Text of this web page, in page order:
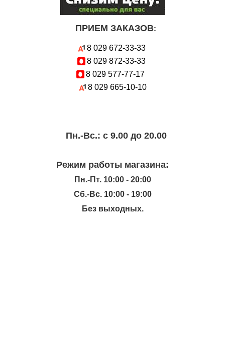
ПРИЕМ ЗАКАЗОВ:
8 029 672-33-33
8 029 872-33-33
8 029 577-77-17
8 029 665-10-10
Пн.-Вc.: с 9.00 до 20.00
Режим работы магазина:
Пн.-Пт. 10:00 - 20:00
Сб.-Вс. 10:00 - 19:00
Без выходных.